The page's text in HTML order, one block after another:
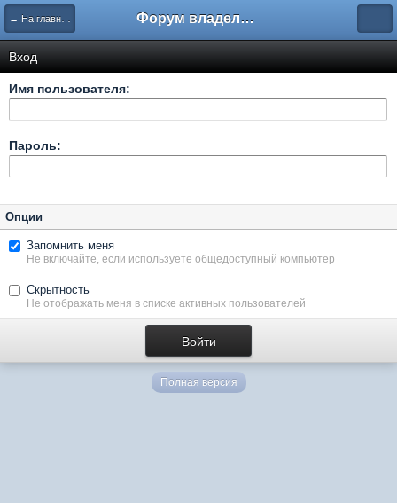
← На главную Форум владельцев интернет-магазинов
Вход
Имя пользователя:
Пароль:
Опции
Запомнить меня
Не включайте, если используете общедоступный компьютер
Скрытность
Не отображать меня в списке активных пользователей
Полная версия